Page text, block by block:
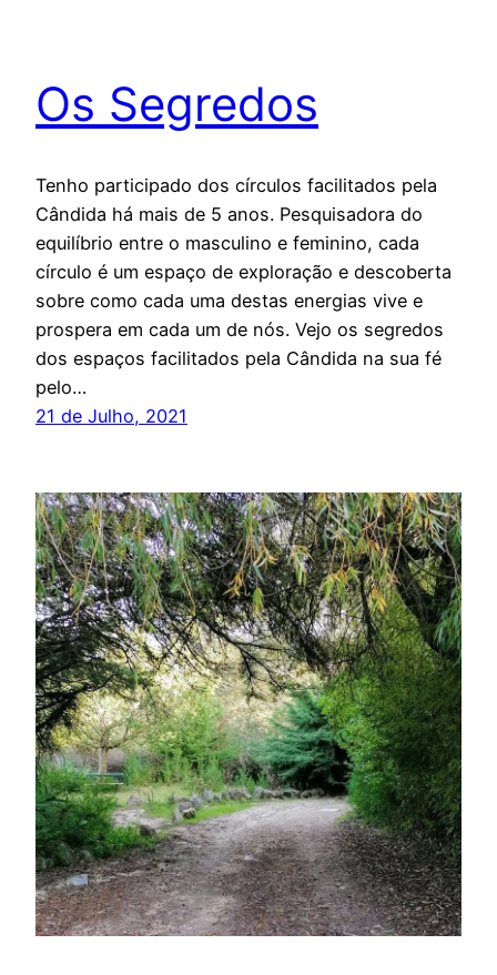
Os Segredos
Tenho participado dos círculos facilitados pela
Cândida há mais de 5 anos. Pesquisadora do
equilíbrio entre o masculino e feminino, cada
círculo é um espaço de exploração e descoberta
sobre como cada uma destas energias vive e
prospera em cada um de nós. Vejo os segredos
dos espaços facilitados pela Cândida na sua fé
pelo…
21 de Julho, 2021